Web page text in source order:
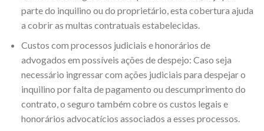
parte do inquilino ou do proprietário, esta cobertura ajuda
a cobrir as multas contratuais estabelecidas.
Custos com processos judiciais e honorários de
advogados em possíveis ações de despejo: Caso seja
necessário ingressar com ações judiciais para despejar o
inquilino por falta de pagamento ou descumprimento do
contrato, o seguro também cobre os custos legais e
honorários advocatícios associados a esses processos.